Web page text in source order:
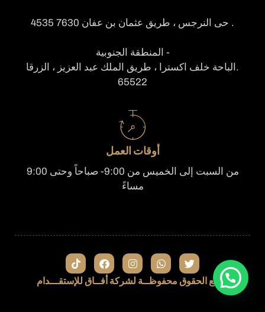
. حى النرجس ، طريق عثمان بن عفان 7630 4535
- المنطقة الجنوبية
.الباحة خلف اكسترا ، طريق الملك عبد العزيز ، الزرقا
65522
أوقات العمل
من السبت إلى الخميس من 9:00- صباحاً وحتى 9:00
مساءً
جميع الحقوق محفوظــة لشركة أفــاق للإستقـــدام